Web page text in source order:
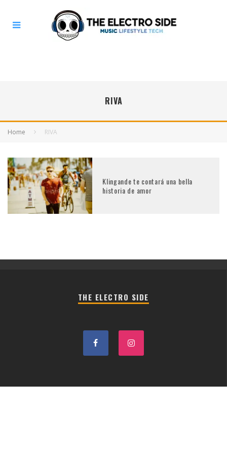
RIVA
Home RIVA
Klingande te contará una bella
historia de amor
THE ELECTRO SIDE